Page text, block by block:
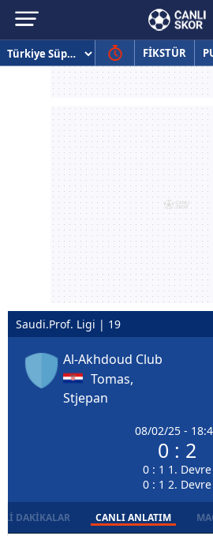
FİKSTÜR
Saudi.Prof. Ligi | 19
Al-Akhdoud Club
Tomas,
Stjepan
08/02/25 -
0 : 2
0 : 1 1. Devre
0 : 1 2. Devre
DAKIKALAR CANLI ANLATIM